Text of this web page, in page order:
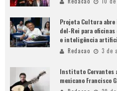
Projeta Cultura
del-Rei para
e inteligência
Redacao 3 de
Instituto Cervantes
mexicano Francisco